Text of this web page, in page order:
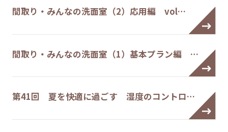
間取り・みんなの洗面室（2）応用編 vol…
間取り・みんなの洗面室（1）基本プラン編 …
第41回 夏を快適に過ごす 湿度のコントロ…